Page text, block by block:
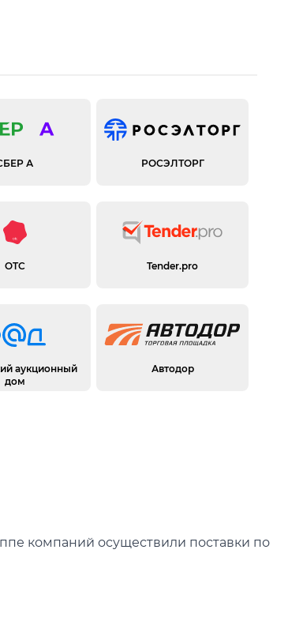
А РОСЭЛТОРГ
OTC Tender.pro
аукционный
дом
Автодор
компаний осуществили поставки по